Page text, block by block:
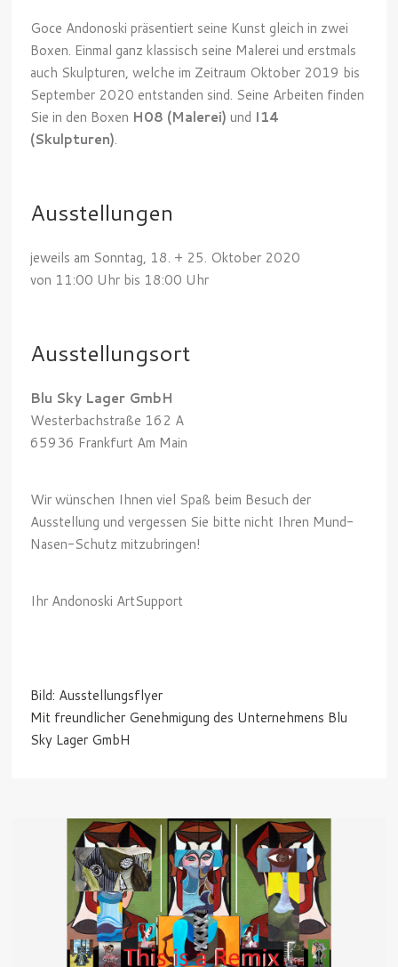
Goce Andonoski präsentiert seine Kunst gleich in zwei
Boxen. Einmal ganz klassisch seine Malerei und erstmals
auch Skulpturen, welche im Zeitraum Oktober 2019 bis
September 2020 entstanden sind. Seine Arbeiten finden
Sie in den Boxen H08 (Malerei) und I14
(Skulpturen).
Ausstellungen
jeweils am Sonntag, 18. + 25. Oktober 2020
von 11:00 Uhr bis 18:00 Uhr
Ausstellungsort
Blu Sky Lager GmbH
Westerbachstraße 162 A
65936 Frankfurt Am Main
Wir wünschen Ihnen viel Spaß beim Besuch der
Ausstellung und vergessen Sie bitte nicht Ihren Mund-
Nasen-Schutz mitzubringen!
Ihr Andonoski ArtSupport
Bild: Ausstellungsflyer
Mit freundlicher Genehmigung des Unternehmens Blu
Sky Lager GmbH